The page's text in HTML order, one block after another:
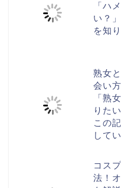
「ハ
い？
を知
熟女
会い
「熟
りた
この
して
コス
法！